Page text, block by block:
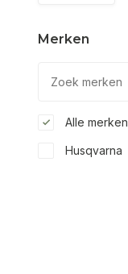
Merken
Alle merken
Husqvarna